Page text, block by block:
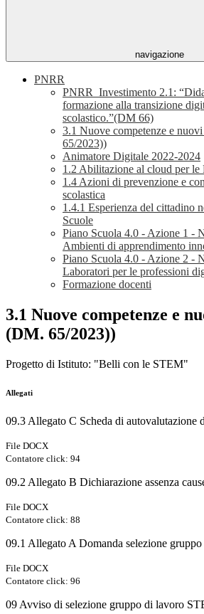
navigazione
PNRR
PNRR_Investimento 2.1:
formazione alla transizione
scolastico.”(DM 66)
3.1 Nuove competenze e
65/2023))
Animatore Digitale 2022-2024
1.2 Abilitazione al cloud per le
1.4 Azioni di prevenzione e
scolastica
1.4.1 Esperienza del cittadino
Scuole
Piano Scuola 4.0 - Azione 1 -
Ambienti di apprendimento
Piano Scuola 4.0 - Azione 2 -
Laboratori per le professioni
Formazione docenti
3.1 Nuove competenze e
(DM. 65/2023))
Progetto di Istituto: "Belli con le STEM"
Allegati
09.3 Allegato C Scheda di autovalutazione
File DOCX
Contatore click: 94
09.2 Allegato B Dichiarazione assenza
File DOCX
Contatore click: 88
09.1 Allegato A Domanda selezione
File DOCX
Contatore click: 96
09 Avviso di selezione gruppo di lavoro